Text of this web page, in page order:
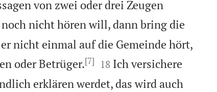
von zwei oder drei Zeugen
nicht hören will, dann bring die
nicht einmal auf die Gemeinde hört,
oder Betrüger.[7]
18 Ich versichere
erklären werdet, das wird auch